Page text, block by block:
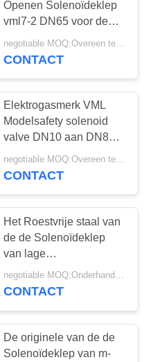
Openen Solenoïdeklep
vml7-2 DN65 voor de
Branders van de
Gasmacht
CONTACT
Elektrogasmerk VML
Modelsafety solenoid
valve DN10 aan DN80-
Grootte
negotiable MOQ:Overeen te komen
CONTACT
Het Roestvrije staal van
de de Solenoïdeklep
van lage
Temperatuurrexroth voor
Cryogeen Materiaal
negotiable MOQ:Onderhandeling
CONTACT
De originele van de de
Solenoïdeklep van m-